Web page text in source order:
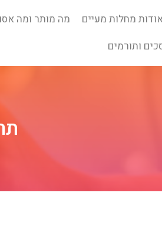
מחלות מעיים מה מותר ומה
ותורמים
ADDRESS
ADDRESS